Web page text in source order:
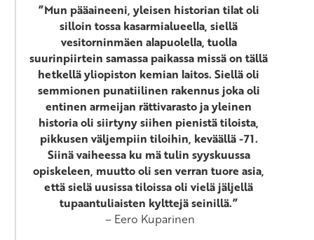
”Mun pääaineeni, yleisen historian tilat oli
silloin tossa kasarmialueella, siellä
vesitorninmäen alapuolella, tuolla
suurinpiirtein samassa paikassa missä on tällä
hetkellä yliopiston kemian laitos. Siellä oli
semmionen punatiilinen rakennus joka oli
entinen armeijan rättivarasto ja yleinen
historia oli siirtyny siihen pienistä tiloista,
pikkusen väljempiin tiloihin, keväällä -71.
Siinä vaiheessa ku mä tulin syyskuussa
opiskeleen, muutto oli sen verran tuore asia,
että sielä uusissa tiloissa oli vielä jäljellä
tupaantuliaisten kylttejä seinillä.”
– Eero Kuparinen